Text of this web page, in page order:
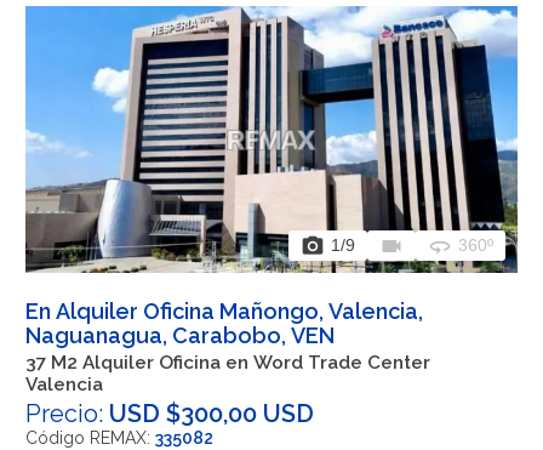
photo_camera 1/9 videocam 360 360º
En Alquiler Oficina Mañongo, Valencia,
Naguanagua, Carabobo, VEN
37 M2 Alquiler Oficina en Word Trade Center
Valencia
Precio: USD $300,00 USD
Código REMAX: 335082